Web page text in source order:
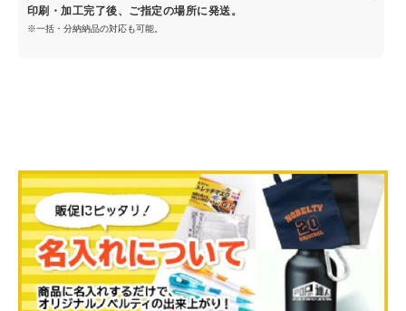
印刷・加工完了後、ご指定の場所に発送。
※一括・分納納品の対応も可能。